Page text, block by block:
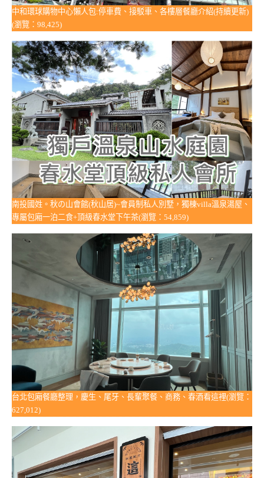
中和環球購物中心懶人包:停車費、接駁車、各樓層餐廳介紹(持續更新)
(瀏覽：98,425)
南投國姓。秋の山會館(秋山居)~會員制私人別墅，獨棟villa溫泉湯屋、
專屬包廂一泊二食+頂級春水堂下午茶(瀏覽：54,859)
台北包廂餐廳整理，慶生、尾牙、長輩聚餐、商務、春酒看這裡(瀏覽：
627,012)